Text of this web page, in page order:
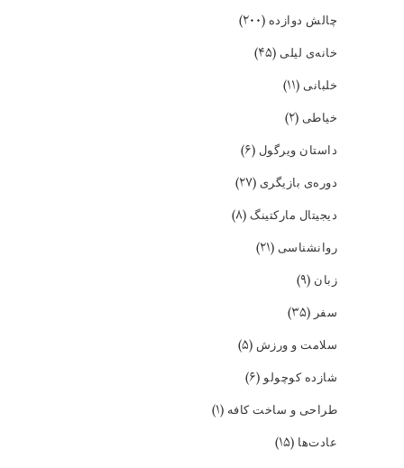
چالش دوازده (۲۰۰)
خانه‌ی لیلی (۴۵)
خلبانی (۱۱)
خیاطی (۲)
داستان ویرگول (۶)
دوره‌ی بازیگری (۲۷)
دیجیتال مارکتینگ (۸)
روانشناسی (۲۱)
زبان (۹)
سفر (۳۵)
سلامت و ورزش (۵)
شازده کوچولو(۶)
طراحی و ساخت کافه (۱)
عادت‌ها (۱۵)